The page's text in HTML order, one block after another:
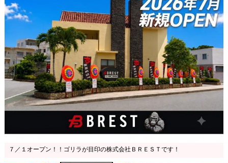
７／１オープン！！ゴリラが目印の株式会社ＢＲＥＳＴです！